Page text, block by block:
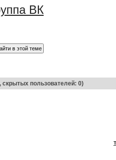
ВК
скрытых пользователей: 0)